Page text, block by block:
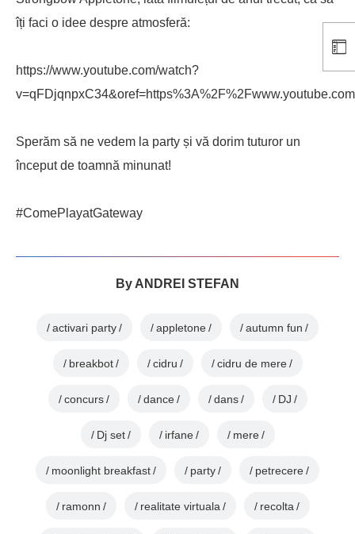
îți faci o idee despre atmosferă:
https://www.youtube.com/watch?
Sperăm să ne vedem la party și vă dorim tuturor un
început de toamnă minunat!
#ComePlayatGateway
By ANDREI STEFAN
activari party appletone autumn fun
breakbot cidru cidru de mere
concurs dance dans DJ
Dj set irfane mere
moonlight breakfast party petrecere
ramonn realitate virtuala recolta